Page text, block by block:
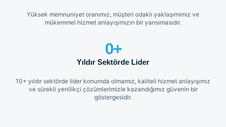
Yüksek memnuniyet oranımız, müşteri odaklı yaklaşımımız ve
mükemmel hizmet anlayışımızın bir yansımasıdır.
Yıldır Sektörde Lider
0+
10+ yıldır sektörde lider konumda olmamız, kaliteli hizmet anlayışımız
ve sürekli yenilikçi çözümlerimizle kazandığımız güvenin bir
göstergesidir.